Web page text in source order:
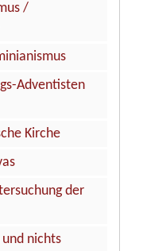
/
Adventisten
Kirche
der
nichts